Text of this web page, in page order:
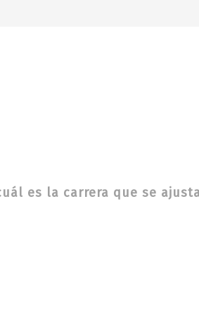
es la carrera que se